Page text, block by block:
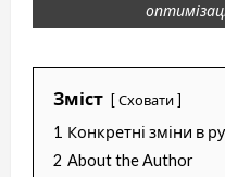
Зміст Сховати
1 Конкретні зміни в
2 About the Author